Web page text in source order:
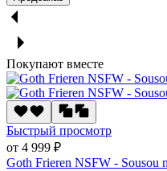
Покупают вместе
Быстрый просмотр
от 4 999 ₽
Goth Frieren NSFW - Sousou